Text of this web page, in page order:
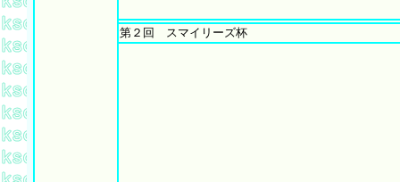
第２回 スマイリーズ杯